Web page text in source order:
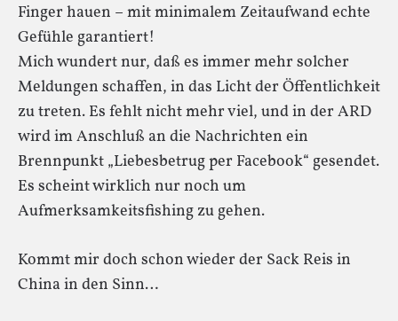
Finger hauen – mit minimalem Zeitaufwand echte
Gefühle garantiert!
Mich wundert nur, daß es immer mehr solcher
Meldungen schaffen, in das Licht der Öffentlichkeit
zu treten. Es fehlt nicht mehr viel, und in der ARD
wird im Anschluß an die Nachrichten ein
Brennpunkt „Liebesbetrug per Facebook“ gesendet.
Es scheint wirklich nur noch um
Aufmerksamkeitsfishing zu gehen.
Kommt mir doch schon wieder der Sack Reis in
China in den Sinn…